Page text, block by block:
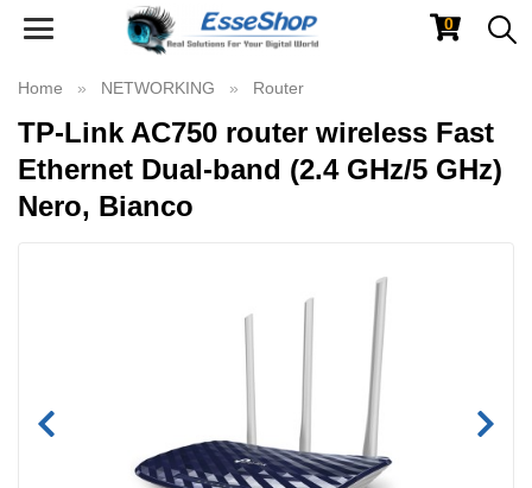
Toggle
0
Home NETWORKING Router
TP-Link AC750 router wireless Fast
Ethernet Dual-band (2.4 GHz/5 GHz)
Nero, Bianco